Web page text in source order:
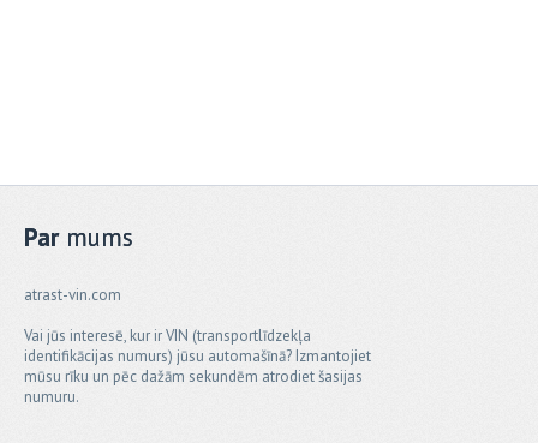
Parmums
atrast-vin.com
Vai jūs interesē, kur ir VIN (transportlīdzekļa
identifikācijas numurs) jūsu automašīnā? Izmantojiet
mūsu rīku un pēc dažām sekundēm atrodiet šasijas
numuru.